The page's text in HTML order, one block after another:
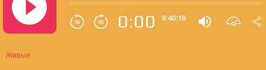
0:00 9:40:10
Живые